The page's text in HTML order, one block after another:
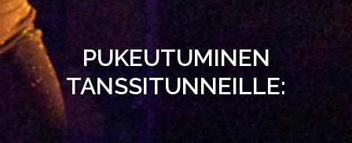
PUKEUTUMINEN
TANSSITUNNEILLE: